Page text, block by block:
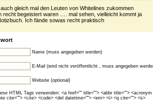
gleich mal den Leuten von Whitelines zukommen
recht begeistert waren …. mal sehen, vielleicht kommt ja
Ich fände sowas recht praktisch
Name (muss angegeben werden)
E-Mail (wird nicht veröffentlicht , muss angegeben
Website (optional)
HTML Tags verwenden: <a href="" title=""> <abbr title=""> <acronym
cite=""> <cite> <code> <del datetime=""> <em> <i> <q cite=""> <s>